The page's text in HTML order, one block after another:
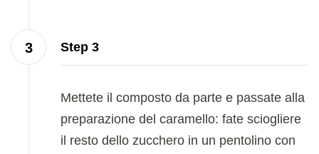
Step 3
Mettete il composto da parte e passate alla
preparazione del caramello: fate sciogliere
il resto dello zucchero in un pentolino con